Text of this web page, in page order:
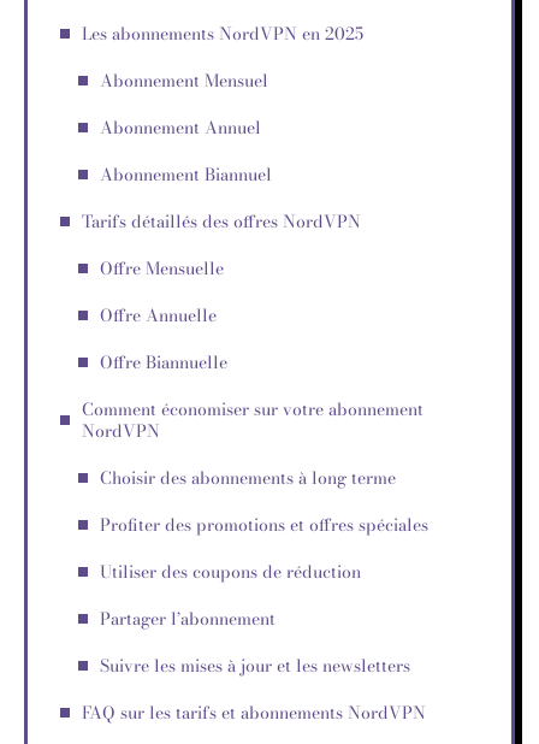
Les abonnements NordVPN en 2025
Abonnement Mensuel
Abonnement Annuel
Abonnement Biannuel
Tarifs détaillés des offres NordVPN
Offre Mensuelle
Offre Annuelle
Offre Biannuelle
Comment économiser sur votre abonnement
NordVPN
Choisir des abonnements à long terme
Profiter des promotions et offres spéciales
Utiliser des coupons de réduction
Partager l’abonnement
Suivre les mises à jour et les newsletters
FAQ sur les tarifs et abonnements NordVPN